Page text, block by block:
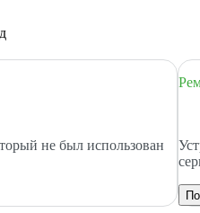
не был использован